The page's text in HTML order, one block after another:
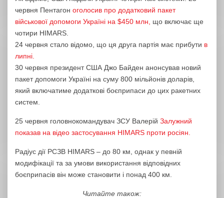
червня Пентагон оголосив про додатковий пакет
військової допомоги Україні на $450 млн,
що включає ще
чотири HIMARS.
24 червня стало відомо, що ця друга партія має прибути в
липні.
30 червня президент США Джо Байден анонсував новий
пакет допомоги Україні на суму 800 мільйонів доларів,
який включатиме додаткові боєприпаси до цих ракетних
систем.
25 червня головнокомандувач ЗСУ Валерій Залужний
показав на відео застосування HIMARS проти росіян.
Радіус дії РСЗВ HIMARS – до 80 км, однак у певній
модифікації та за умови використання відповідних
боєприпасів він може становити і понад 400 км.
Читайте також: